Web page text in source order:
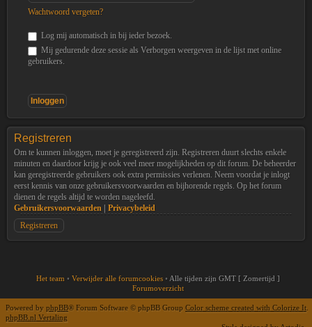
Wachtwoord vergeten?
Log mij automatisch in bij ieder bezoek.
Mij gedurende deze sessie als Verborgen weergeven in de lijst met online
gebruikers.
Registreren
Om te kunnen inloggen, moet je geregistreerd zijn. Registreren duurt slechts enkele
minuten en daardoor krijg je ook veel meer mogelijkheden op dit forum. De beheerder
kan geregistreerde gebruikers ook extra permissies verlenen. Neem voordat je inlogt
eerst kennis van onze gebruikersvoorwaarden en bijhorende regels. Op het forum
dienen de regels altijd te worden nageleefd.
Gebruikersvoorwaarden
Privacybeleid
Registreren
Het team • Verwijder alle forumcookies • Alle tijden zijn GMT [ Zomertijd ]
Forumoverzicht
Powered by phpBB® Forum Software © phpBB Group Color scheme created with Colorize It
phpBB.nl Vertaling